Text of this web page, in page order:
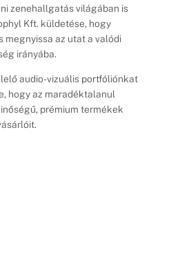
zenehallgatás világában is
Kft. küldetése, hogy
megnyissa az utat a valódi
irányába.
audio-vizuális portfóliónkat
hogy az maradéktalanul
prémium termékek